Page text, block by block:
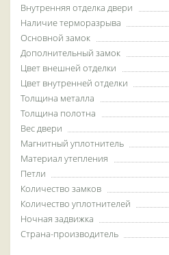
Внутренняя отделка двери
Наличие терморазрыва
Основной замок
Дополнительный замок
Цвет внешней отделки
Цвет внутренней отделки
Толщина металла
Толщина полотна
Вес двери
Магнитный уплотнитель
Материал утепления
Петли
Количество замков
Количество уплотнителей
Ночная задвижка
Страна-производитель